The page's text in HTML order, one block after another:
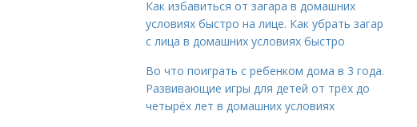
Как избавиться от загара в домашних
условиях быстро на лице. Как убрать загар
с лица в домашних условиях быстро
Во что поиграть с ребенком дома в 3 года.
Развивающие игры для детей от трёх до
четырёх лет в домашних условиях